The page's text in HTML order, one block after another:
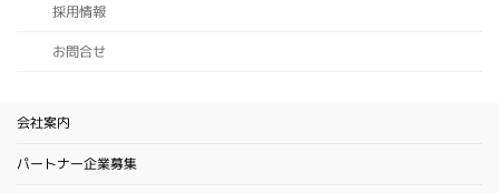
採用情報
お問合せ
会社案内
パートナー企業募集